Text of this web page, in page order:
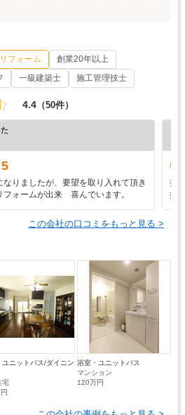
フォーム
創業20年以上
一級建築士 施工管理技士
4.4 （50件）
5
りましたが、要望を取り入れて頂き
フォームが出来 喜んでいます。
担
抜
この会社の口コミをもっと見る >
ユニットバス/ダイニン
宅
浴室・ユニットバス
マンション
120万円